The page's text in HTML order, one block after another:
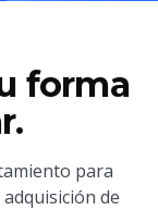
forma
para
de